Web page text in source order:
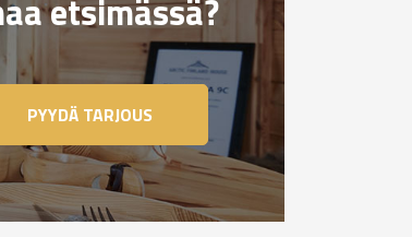
etsimässä?
PYYDÄ TARJOUS